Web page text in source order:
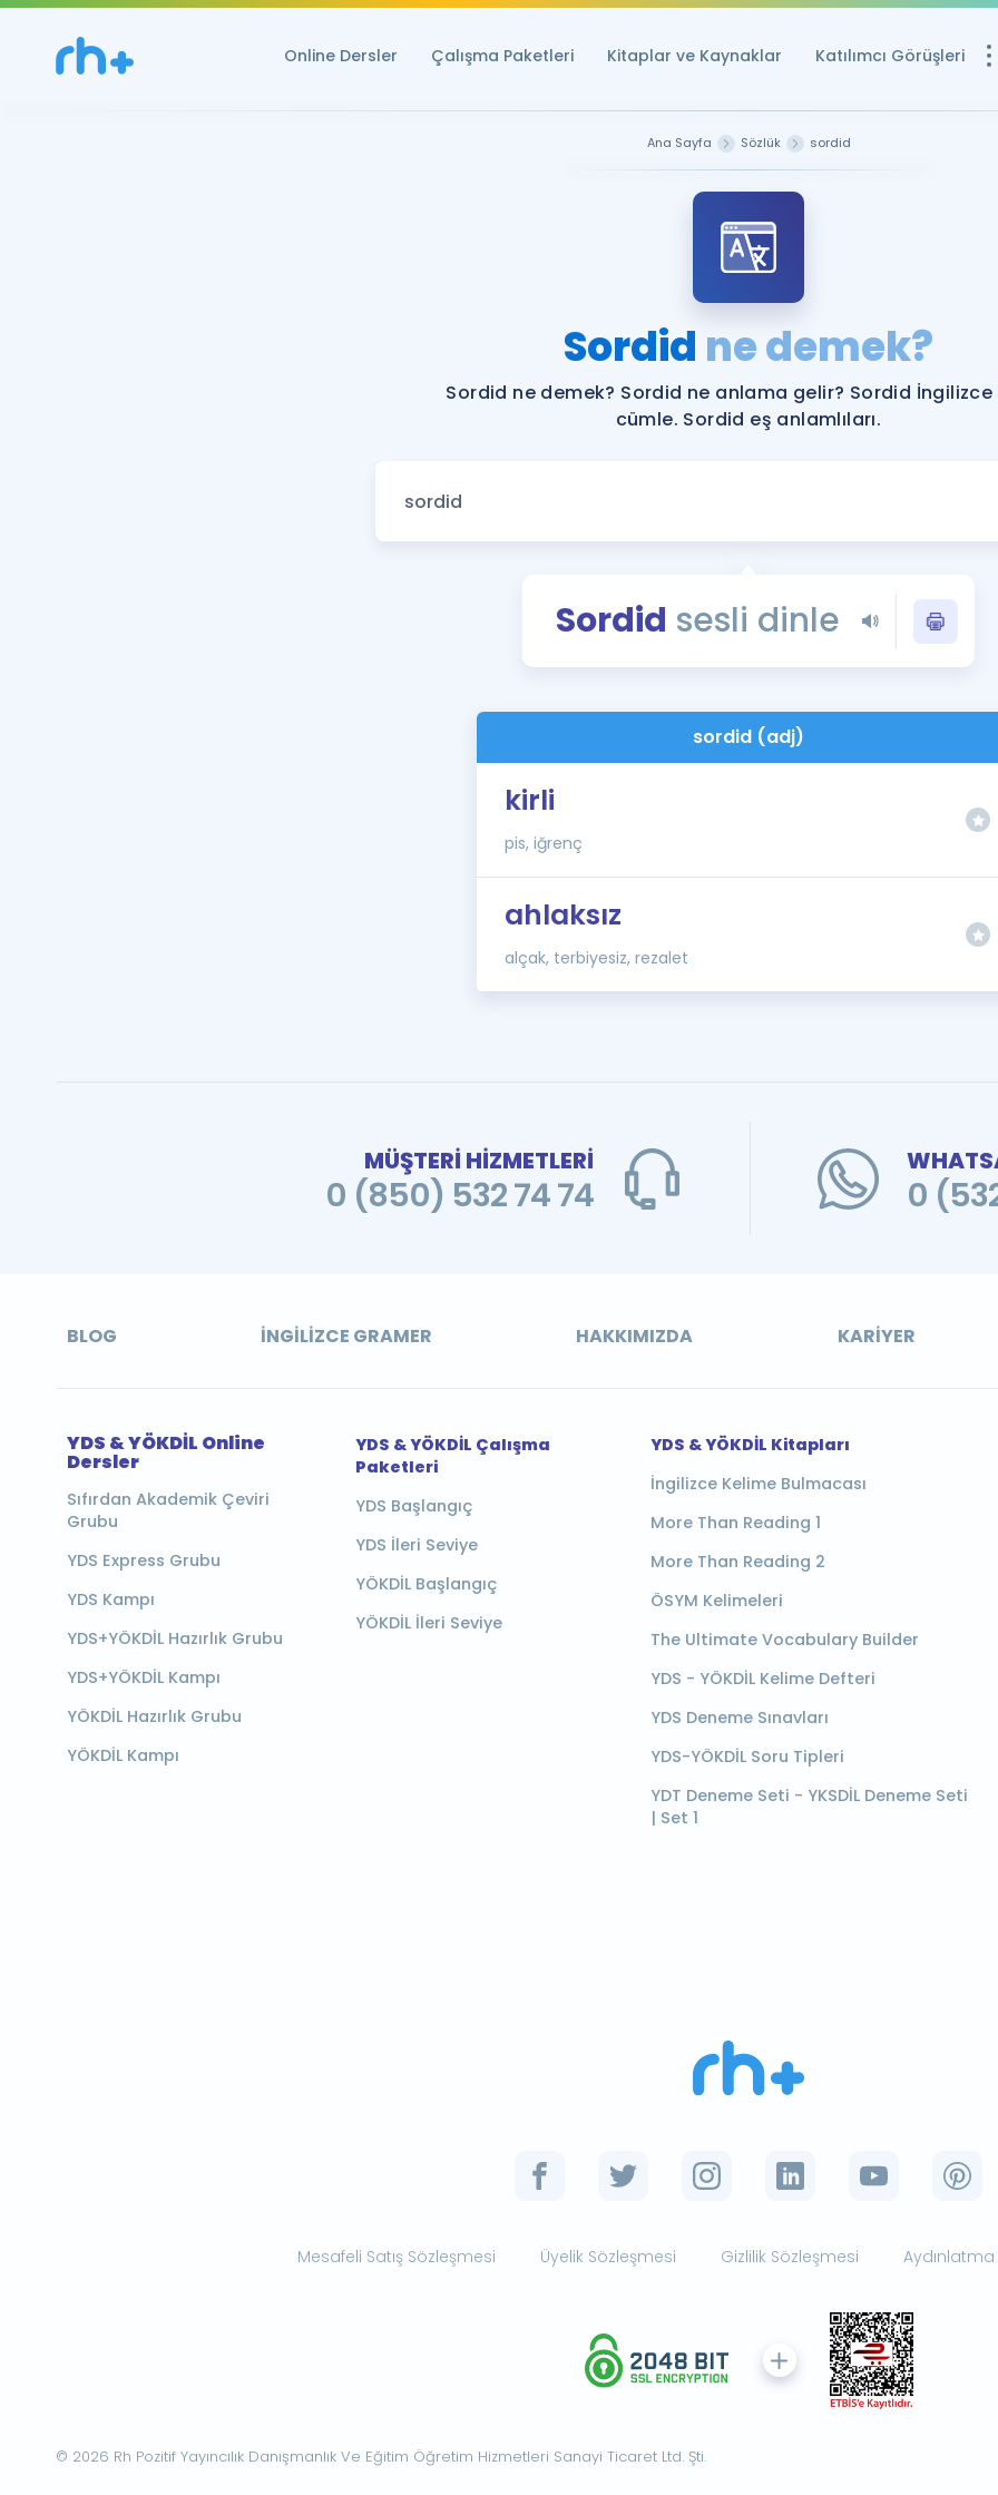
Online Dersler Çalışma Paketleri Kitaplar ve Kaynaklar Katılımcı Görüşleri
YDS ve YÖKDİL
Rehberlik Aracı
YDS ve YÖKDİL'e
Tüm ÖSYM
YDS - YÖKDİL
İngilizce Gramer
Ana Sayfa Sözlük sordid
Sordid ne demek?
Sordid ne demek? Sordid ne anlama gelir? Sordid İngilizce
cümle. Sordid eş anlamlıları.
Sordid sesli dinle
sordid (adj)
kirli
pis, iğrenç
ahlaksız
alçak, terbiyesiz, rezalet
MÜŞTERİ HİZMETLERİ
0 (850) 532 74 74 0
BLOG İNGILIZCE GRAMER HAKKIMIZDA KARIYER
YDS & YÖKDİL Online
Dersler
Sıfırdan Akademik Çeviri
Grubu
YDS Express Grubu
YDS Kampı
YDS+YÖKDİL Hazırlık Grubu
YDS+YÖKDİL Kampı
YÖKDİL Hazırlık Grubu
YÖKDİL Kampı
YDS & YÖKDİL Çalışma
Paketleri
YDS Başlangıç
YDS İleri Seviye
YÖKDİL Başlangıç
YÖKDİL İleri Seviye
YDS & YÖKDİL Kitapları
İngilizce Kelime Bulmacası
More Than Reading 1
More Than Reading 2
ÖSYM Kelimeleri
The Ultimate Vocabulary Builder
YDS - YÖKDİL Kelime Defteri
YDS Deneme Sınavları
YDS-YÖKDİL Soru Tipleri
YDT Deneme Seti - YKSDİL Deneme Seti
| Set 1
Mesafeli Satış Sözleşmesi Üyelik Sözleşmesi Gizlilik Sözleşmesi
© 2026 Rh Pozitif Yayıncılık Danışmanlık Ve Eğitim Öğretim Hizmetleri Sanayi Ticaret Ltd. Şti.